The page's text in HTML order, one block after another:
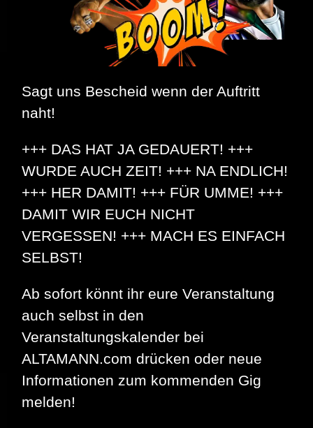
Sagt uns Bescheid wenn der Auftritt
naht!
+++ DAS HAT JA GEDAUERT! +++
WURDE AUCH ZEIT! +++ NA ENDLICH!
+++ HER DAMIT! +++ FÜR UMME! +++
DAMIT WIR EUCH NICHT
VERGESSEN! +++ MACH ES EINFACH
SELBST!
Ab sofort könnt ihr eure Veranstaltung
auch selbst in den
Veranstaltungskalender bei
ALTAMANN.com drücken oder neue
Informationen zum kommenden Gig
melden!